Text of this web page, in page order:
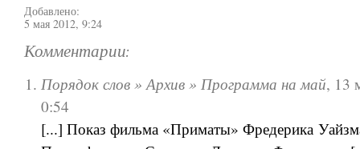
Добавлено:
5 мая 2012, 9:24
Комментарии:
Порядок слов » Архив » Программа на май, 13
0:54
[...] Показ фильма «Приматы» Фредерика